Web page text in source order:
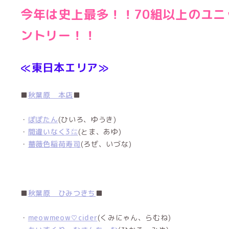
今年は史上最多！！70組以上のユ
ントリー！！
≪東日本エリア≫
■ 秋葉原 本店 ■
・ ぽぽたん(ひいろ、ゆうき)
・ 間違いなく3㍍(とま、あゆ)
・ 薔薇色稲荷寿司(ろぜ、いづな)
■ 秋葉原 ひみつきち ■
・ meowmeow♡cider(くみにゃん、らむね)